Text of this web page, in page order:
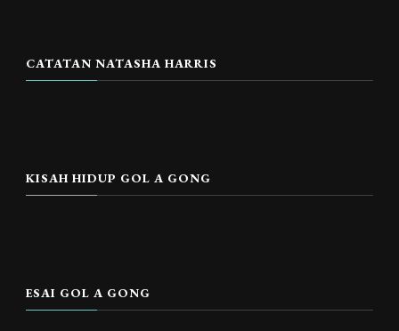
CATATAN NATASHA HARRIS
KISAH HIDUP GOL A GONG
ESAI GOL A GONG